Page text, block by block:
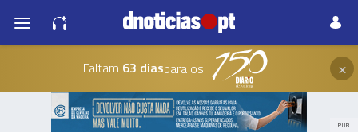
Faltam 63 diaspara os ×
PUB